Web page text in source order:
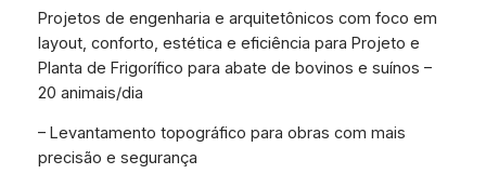
Projetos de engenharia e arquitetônicos com foco em
layout, conforto, estética e eficiência para Projeto e
Planta de Frigorífico para abate de bovinos e suínos –
20 animais/dia
– Levantamento topográfico para obras com mais
precisão e segurança